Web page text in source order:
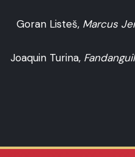
Goran Listeš, Marcus
Joaquin Turina,